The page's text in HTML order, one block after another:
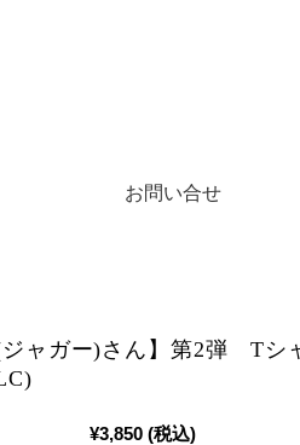
お問い合せ
(ジャガー)さん】第2弾 Tシ
¥3,850 (税込)